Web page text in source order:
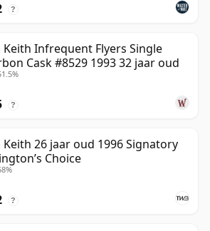
?
Keith Infrequent Flyers Single
Cask #8529 1993 32 jaar oud
?
Keith 26 jaar oud 1996 Signatory
Choice
?